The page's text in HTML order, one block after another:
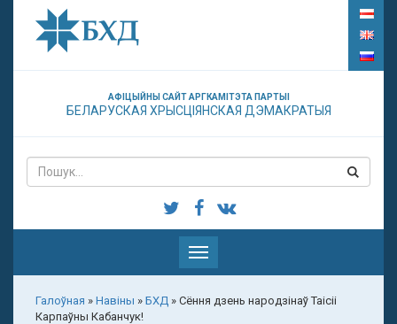
АФІЦЫЙНЫ САЙТ АРГКАМІТЭТА ПАРТЫІ
БЕЛАРУСКАЯ ХРЫСЦІЯНСКАЯ ДЭМАКРАТЫЯ
Паказаць
меню
Галоўная » Навіны » БХД » Сёння дзень народзінаў Таісіі
Карпаўны Кабанчук!